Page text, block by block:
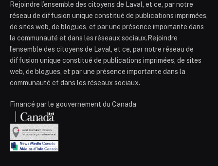
Rejoindre l’ensemble des citoyens de Laval, et ce, par notre
réseau de diffusion unique constitué de publications imprimées,
de sites web, de blogues, et par une présence importante dans
la communauté et dans les réseaux sociaux.Rejoindre
l’ensemble des citoyens de Laval, et ce, par notre réseau de
diffusion unique constitué de publications imprimées, de sites
web, de blogues, et par une présence importante dans la
communauté et dans les réseaux sociaux.
Financé par le gouvernement du Canada